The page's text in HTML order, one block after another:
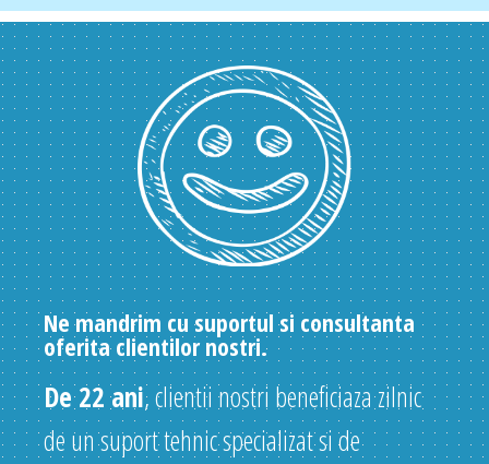
Ne mandrim cu suportul si consultanta
oferita clientilor nostri.
De 22 ani, clientii nostri beneficiaza zilnic
de un suport tehnic specializat si de